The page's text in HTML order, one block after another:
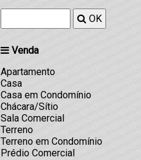
OK
Venda
Apartamento
Casa
Casa em Condomínio
Chácara/Sítio
Sala Comercial
Terreno
Terreno em Condomínio
Prédio Comercial